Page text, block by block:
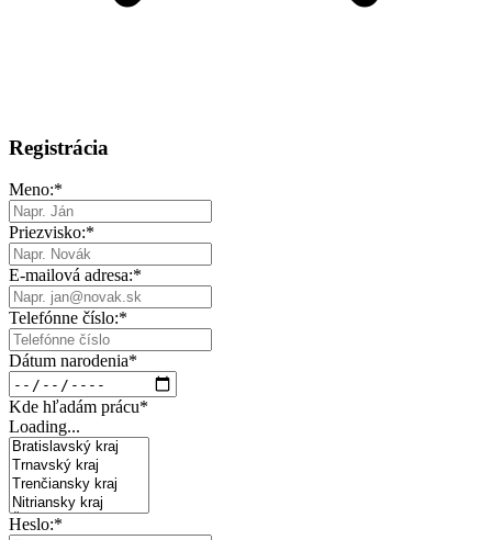
Registrácia
Meno:*
Priezvisko:*
E-mailová adresa:*
Telefónne číslo:*
Dátum narodenia*
Kde hľadám prácu*
Loading...
Heslo:*